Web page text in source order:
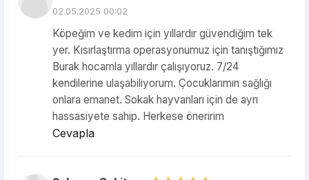
02.05.2025 00:02
Köpeğim ve kedim için yıllardır güvendiğim tek
yer. Kısırlaştırma operasyonumuz için tanıştığımız
Burak hocamla yıllardır çalışıyoruz. 7/24
kendilerine ulaşabiliyorum. Çocuklarımın sağlığı
onlara emanet. Sokak hayvanları için de ayrı
hassasiyete sahip. Herkese öneririm
Cevapla